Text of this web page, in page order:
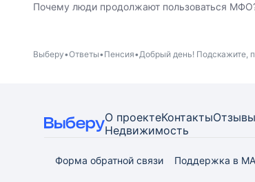
Почему люди продолжают пользоваться
Выберу Ответы Пенсия Добрый день! Подскажите,
О проектеКонтакты
Недвижимость
Форма обратной связи Поддержка в